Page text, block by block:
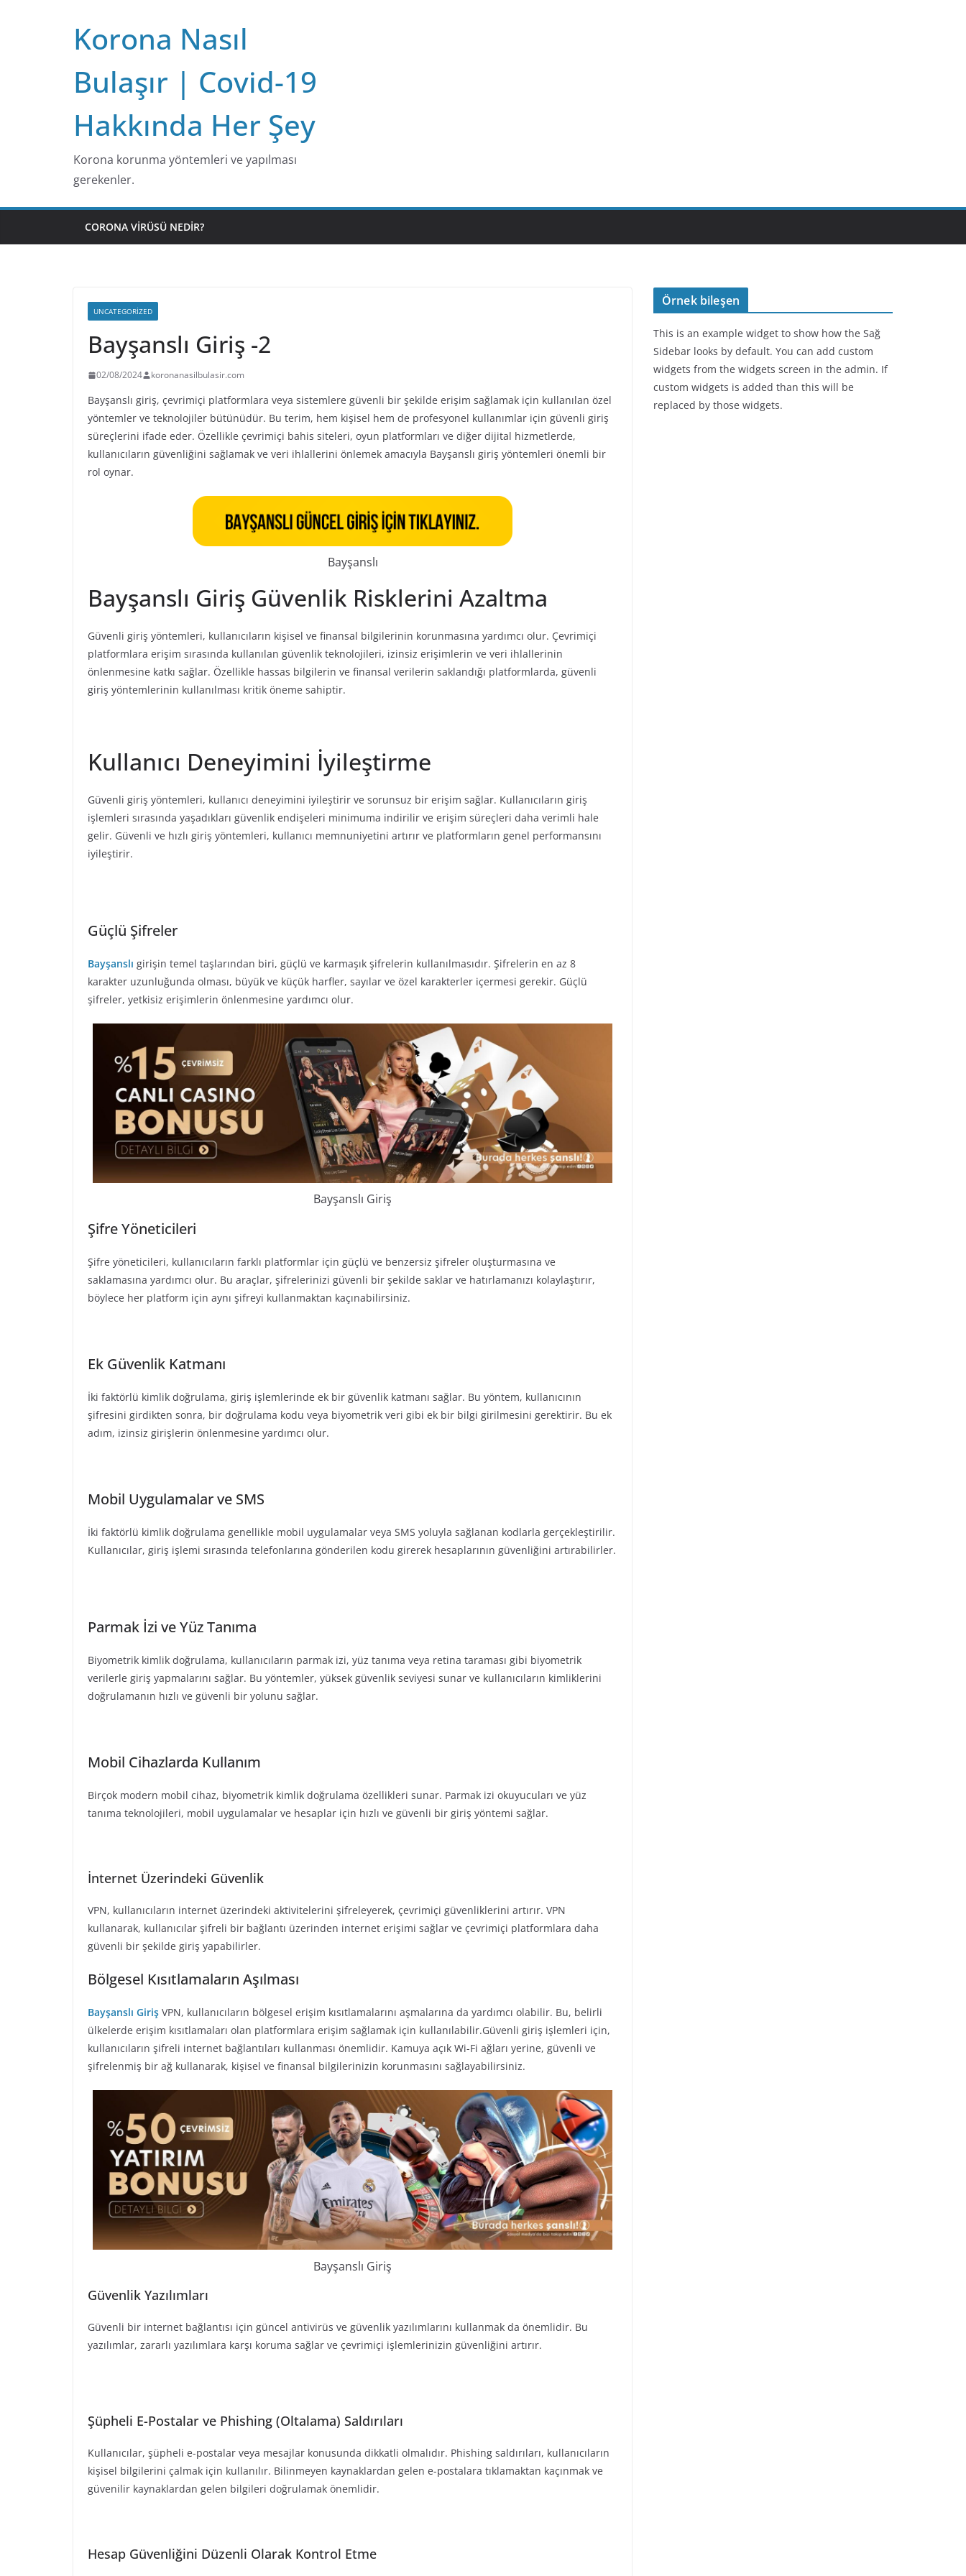
Korona Nasıl
Bulaşır | Covid-19
Hakkında Her Şey
Korona korunma yöntemleri ve yapılması
gerekenler.
CORONA VIRÜSÜ NEDIR?
UNCATEGORIZED
Bayşanslı Giriş -2
02/08/2024 koronanasilbulasir.com
Bayşanslı giriş, çevrimiçi platformlara veya sistemlere güvenli bir şekilde erişim sağlamak için kullanılan özel
yöntemler ve teknolojiler bütünüdür. Bu terim, hem kişisel hem de profesyonel kullanımlar için güvenli giriş
süreçlerini ifade eder. Özellikle çevrimiçi bahis siteleri, oyun platformları ve diğer dijital hizmetlerde,
kullanıcıların güvenliğini sağlamak ve veri ihlallerini önlemek amacıyla Bayşanslı giriş yöntemleri önemli bir
rol oynar.
Bayşanslı
Bayşanslı Giriş Güvenlik Risklerini Azaltma
Güvenli giriş yöntemleri, kullanıcıların kişisel ve finansal bilgilerinin korunmasına yardımcı olur. Çevrimiçi
platformlara erişim sırasında kullanılan güvenlik teknolojileri, izinsiz erişimlerin ve veri ihlallerinin
önlenmesine katkı sağlar. Özellikle hassas bilgilerin ve finansal verilerin saklandığı platformlarda, güvenli
giriş yöntemlerinin kullanılması kritik öneme sahiptir.
Kullanıcı Deneyimini İyileştirme
Güvenli giriş yöntemleri, kullanıcı deneyimini iyileştirir ve sorunsuz bir erişim sağlar. Kullanıcıların giriş
işlemleri sırasında yaşadıkları güvenlik endişeleri minimuma indirilir ve erişim süreçleri daha verimli hale
gelir. Güvenli ve hızlı giriş yöntemleri, kullanıcı memnuniyetini artırır ve platformların genel performansını
iyileştirir.
Güçlü Şifreler
Bayşanslı girişin temel taşlarından biri, güçlü ve karmaşık şifrelerin kullanılmasıdır. Şifrelerin en az 8
karakter uzunluğunda olması, büyük ve küçük harfler, sayılar ve özel karakterler içermesi gerekir. Güçlü
şifreler, yetkisiz erişimlerin önlenmesine yardımcı olur.
Bayşanslı Giriş
Şifre Yöneticileri
Şifre yöneticileri, kullanıcıların farklı platformlar için güçlü ve benzersiz şifreler oluşturmasına ve
saklamasına yardımcı olur. Bu araçlar, şifrelerinizi güvenli bir şekilde saklar ve hatırlamanızı kolaylaştırır,
böylece her platform için aynı şifreyi kullanmaktan kaçınabilirsiniz.
Ek Güvenlik Katmanı
İki faktörlü kimlik doğrulama, giriş işlemlerinde ek bir güvenlik katmanı sağlar. Bu yöntem, kullanıcının
şifresini girdikten sonra, bir doğrulama kodu veya biyometrik veri gibi ek bir bilgi girilmesini gerektirir. Bu ek
adım, izinsiz girişlerin önlenmesine yardımcı olur.
Mobil Uygulamalar ve SMS
İki faktörlü kimlik doğrulama genellikle mobil uygulamalar veya SMS yoluyla sağlanan kodlarla gerçekleştirilir.
Kullanıcılar, giriş işlemi sırasında telefonlarına gönderilen kodu girerek hesaplarının güvenliğini artırabilirler.
Parmak İzi ve Yüz Tanıma
Biyometrik kimlik doğrulama, kullanıcıların parmak izi, yüz tanıma veya retina taraması gibi biyometrik
verilerle giriş yapmalarını sağlar. Bu yöntemler, yüksek güvenlik seviyesi sunar ve kullanıcıların kimliklerini
doğrulamanın hızlı ve güvenli bir yolunu sağlar.
Mobil Cihazlarda Kullanım
Birçok modern mobil cihaz, biyometrik kimlik doğrulama özellikleri sunar. Parmak izi okuyucuları ve yüz
tanıma teknolojileri, mobil uygulamalar ve hesaplar için hızlı ve güvenli bir giriş yöntemi sağlar.
İnternet Üzerindeki Güvenlik
VPN, kullanıcıların internet üzerindeki aktivitelerini şifreleyerek, çevrimiçi güvenliklerini artırır. VPN
kullanarak, kullanıcılar şifreli bir bağlantı üzerinden internet erişimi sağlar ve çevrimiçi platformlara daha
güvenli bir şekilde giriş yapabilirler.
Bölgesel Kısıtlamaların Aşılması
Bayşanslı Giriş VPN, kullanıcıların bölgesel erişim kısıtlamalarını aşmalarına da yardımcı olabilir. Bu, belirli
ülkelerde erişim kısıtlamaları olan platformlara erişim sağlamak için kullanılabilir.Güvenli giriş işlemleri için,
kullanıcıların şifreli internet bağlantıları kullanması önemlidir. Kamuya açık Wi-Fi ağları yerine, güvenli ve
şifrelenmiş bir ağ kullanarak, kişisel ve finansal bilgilerinizin korunmasını sağlayabilirsiniz.
Bayşanslı Giriş
Güvenlik Yazılımları
Güvenli bir internet bağlantısı için güncel antivirüs ve güvenlik yazılımlarını kullanmak da önemlidir. Bu
yazılımlar, zararlı yazılımlara karşı koruma sağlar ve çevrimiçi işlemlerinizin güvenliğini artırır.
Şüpheli E-Postalar ve Phishing (Oltalama) Saldırıları
Kullanıcılar, şüpheli e-postalar veya mesajlar konusunda dikkatli olmalıdır. Phishing saldırıları, kullanıcıların
kişisel bilgilerini çalmak için kullanılır. Bilinmeyen kaynaklardan gelen e-postalara tıklamaktan kaçınmak ve
güvenilir kaynaklardan gelen bilgileri doğrulamak önemlidir.
Hesap Güvenliğini Düzenli Olarak Kontrol Etme
Örnek bileşen
This is an example widget to show how the Sağ
Sidebar looks by default. You can add custom
widgets from the widgets screen in the admin. If
custom widgets is added than this will be
replaced by those widgets.